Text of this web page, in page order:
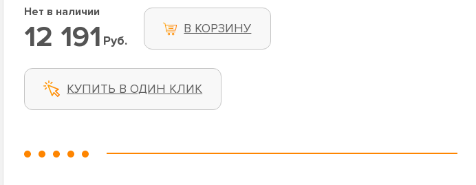
Нет в наличии
12 191 Руб.
В КОРЗИНУ
КУПИТЬ В ОДИН КЛИК